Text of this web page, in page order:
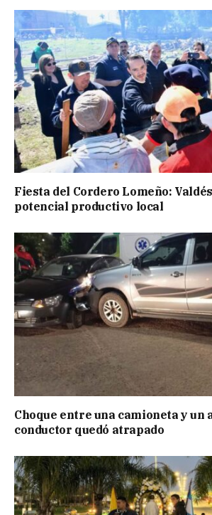
Fiesta del Cordero Lomeño:
potencial productivo local
Choque entre una camioneta y un
conductor quedó atrapado